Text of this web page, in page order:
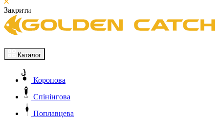
Закрити
Каталог
Коропова
Спінінгова
Поплавцева